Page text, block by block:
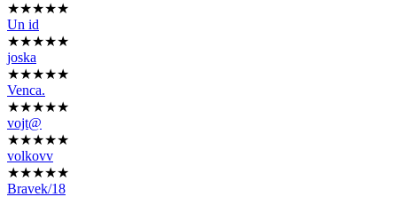
★★★★★
Un id
★★★★★
joska
★★★★★
Venca.
★★★★★
vojt@
★★★★★
volkovv
★★★★★
Bravek/18